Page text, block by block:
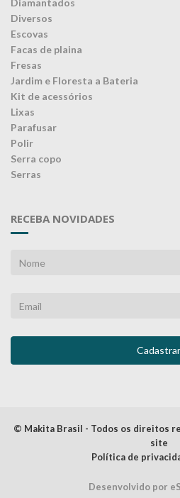
Diamantados
Diversos
Escovas
Facas de plaina
Fresas
Jardim e Floresta a Bateria
Kit de acessórios
Lixas
Parafusar
Polir
Serra copo
Serras
RECEBA NOVIDADES
© Makita Brasil - Todos os direitos
site
Política de
Desenvolvido por